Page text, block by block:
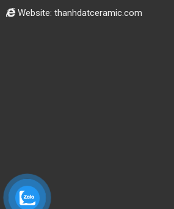
Website: thanhdatceramic.com